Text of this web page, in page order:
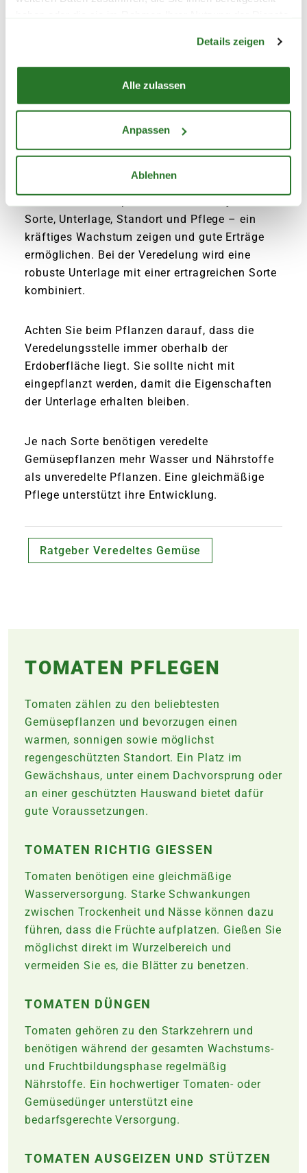
Details zeigen
Alle zulassen
Anpassen
Ablehnen
Sorte, Unterlage, Standort und Pflege – ein
kräftiges Wachstum zeigen und gute Erträge
ermöglichen. Bei der Veredelung wird eine
robuste Unterlage mit einer ertragreichen Sorte
kombiniert.
Achten Sie beim Pflanzen darauf, dass die
Veredelungsstelle immer oberhalb der
Erdoberfläche liegt. Sie sollte nicht mit
eingepflanzt werden, damit die Eigenschaften
der Unterlage erhalten bleiben.
Je nach Sorte benötigen veredelte
Gemüsepflanzen mehr Wasser und Nährstoffe
als unveredelte Pflanzen. Eine gleichmäßige
Pflege unterstützt ihre Entwicklung.
Ratgeber Veredeltes Gemüse
TOMATEN PFLEGEN
Tomaten zählen zu den beliebtesten
Gemüsepflanzen und bevorzugen einen
warmen, sonnigen sowie möglichst
regengeschützten Standort. Ein Platz im
Gewächshaus, unter einem Dachvorsprung oder
an einer geschützten Hauswand bietet dafür
gute Voraussetzungen.
TOMATEN RICHTIG GIESSEN
Tomaten benötigen eine gleichmäßige
Wasserversorgung. Starke Schwankungen
zwischen Trockenheit und Nässe können dazu
führen, dass die Früchte aufplatzen. Gießen Sie
möglichst direkt im Wurzelbereich und
vermeiden Sie es, die Blätter zu benetzen.
TOMATEN DÜNGEN
Tomaten gehören zu den Starkzehrern und
benötigen während der gesamten Wachstums-
und Fruchtbildungsphase regelmäßig
Nährstoffe. Ein hochwertiger Tomaten- oder
Gemüsedünger unterstützt eine
bedarfsgerechte Versorgung.
TOMATEN AUSGEIZEN UND STÜTZEN